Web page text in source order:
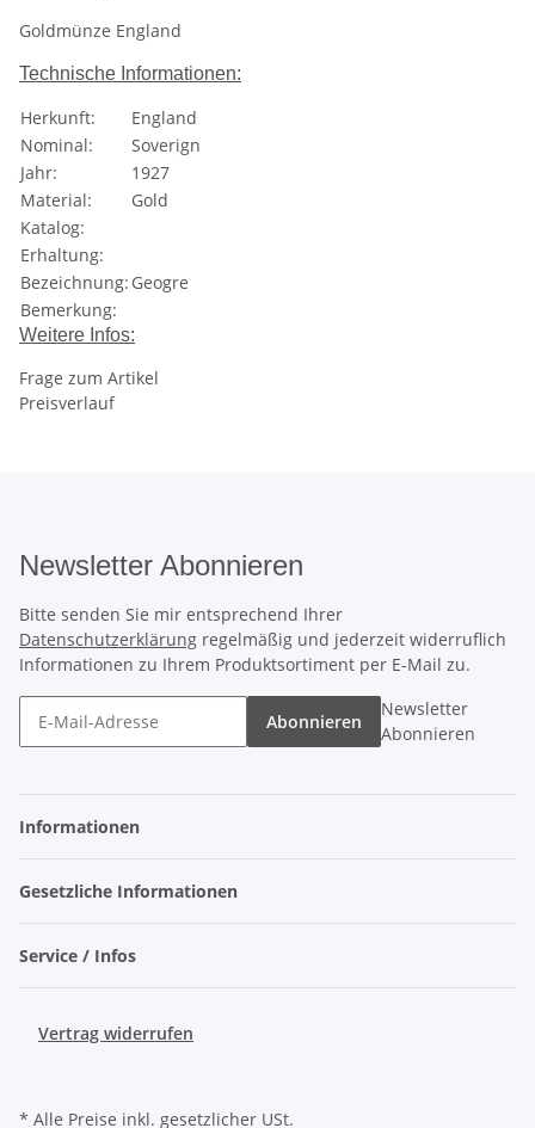
Goldmünze England
Technische Informationen:
Herkunft:
England
Nominal:
Soverign
Jahr:
1927
Material:
Gold
Katalog:
Erhaltung:
Bezeichnung: Geogre
Bemerkung:
Weitere Infos:
Frage zum Artikel
Preisverlauf
Newsletter Abonnieren
Bitte senden Sie mir entsprechend Ihrer
Datenschutzerklärung regelmäßig und jederzeit widerruflich
Informationen zu Ihrem Produktsortiment per E-Mail zu.
Abonnieren
Newsletter
Abonnieren
Informationen
Gesetzliche Informationen
Service / Infos
Vertrag widerrufen
* Alle Preise inkl. gesetzlicher USt.